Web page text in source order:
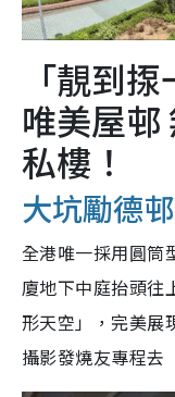
「靚到
唯美屋邨
私樓！
大坑勵德邨
全港唯一採用圓筒
廈地下中庭抬頭往
形天空」，完美展
攝影發燒友專程去